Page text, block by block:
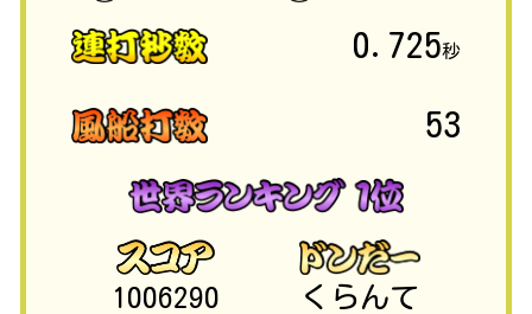
0.725秒
53
1006290 くらんて